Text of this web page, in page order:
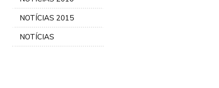
NOTÍCIAS 2015
NOTÍCIAS